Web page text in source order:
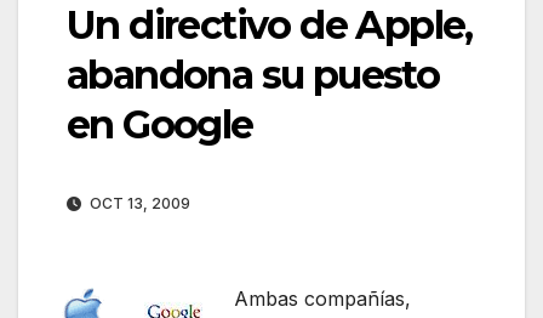
Un directivo de Apple,
abandona su puesto
en Google
OCT 13, 2009
Ambas compañías,